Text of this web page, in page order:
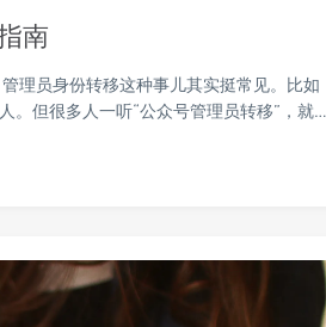
南
理员身份转移这种事儿其实挺常见。比如
。但很多人一听“公众号管理员转移”，就…